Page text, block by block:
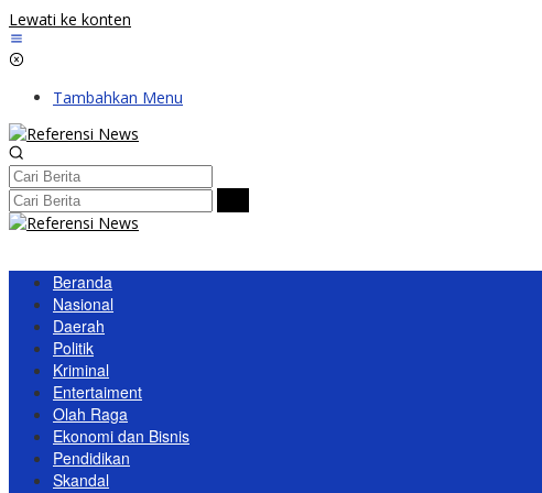
Lewati ke konten
Tambahkan Menu
Beranda
Nasional
Daerah
Politik
Kriminal
Entertaiment
Olah Raga
Ekonomi dan Bisnis
Pendidikan
Skandal